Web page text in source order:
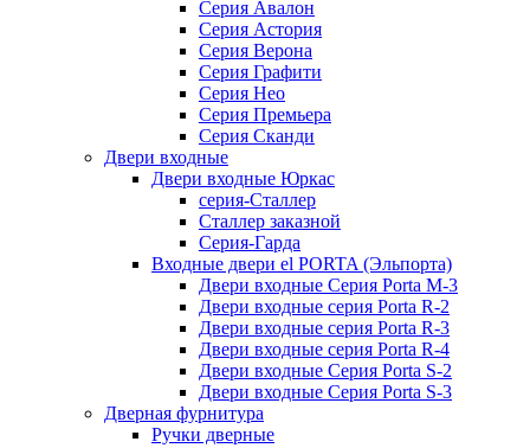
Серия Авалон
Серия Астория
Серия Верона
Серия Графити
Серия Нео
Серия Премьера
Серия Сканди
Двери входные
Двери входные Юркас
серия-Сталлер
Сталлер заказной
Серия-Гарда
Входные двери el PORTA (Эльпорта)
Двери входные Серия Porta M-3
Двери входные серия Porta R-2
Двери входные серия Porta R-3
Двери входные серия Porta R-4
Двери входные Серия Porta S-2
Двери входные Серия Porta S-3
Дверная фурнитура
Ручки дверные